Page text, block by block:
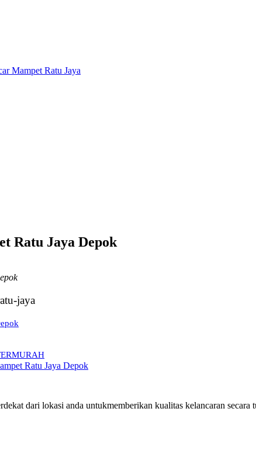
Ratu Jaya Depok
jaya
Ratu Jaya Depok
dari lokasi anda untukmemberikan kualitas kelancaran